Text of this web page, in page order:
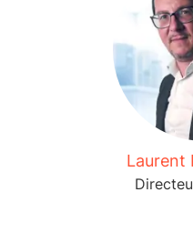
Laurent